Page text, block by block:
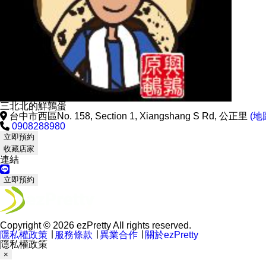
三北北的鮮鶉蛋
台中市西區No. 158, Section 1, Xiangshang S Rd, 公正里 (地
0908288980
立即預約
收藏店家
連結
立即預約
Copyright © 2026 ezPretty All rights reserved.
隱私權政策
服務條款 異業合作
關於ezPretty
隱私權政策
×